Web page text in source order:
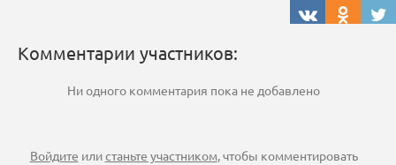
Комментарии участников:
Ни одного комментария пока не добавлено
Войдите илистаньте участником, чтобы комментировать